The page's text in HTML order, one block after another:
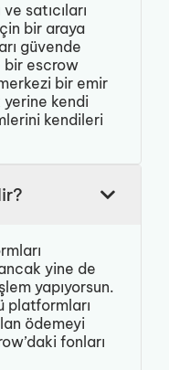
satıcıları
bir araya
güvende
bir escrow
bir emir
kendi
kendileri
yine de
yapıyorsun.
platformları
ödemeyi
fonları